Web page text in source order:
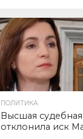
ПОЛИТИКА
Высшая судебная
отклонила иск